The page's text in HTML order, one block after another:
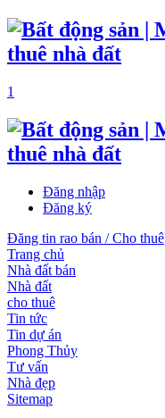
1
Đăng nhập
Đăng ký
Đăng tin rao bán / Cho thuê
Trang chủ
Nhà đất bán
Nhà đất
cho thuê
Tin tức
Tin dự án
Phong Thủy
Tư vấn
Nhà đẹp
Sitemap